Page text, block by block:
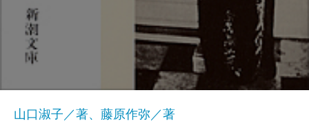
山口淑子／著、藤原作弥／著